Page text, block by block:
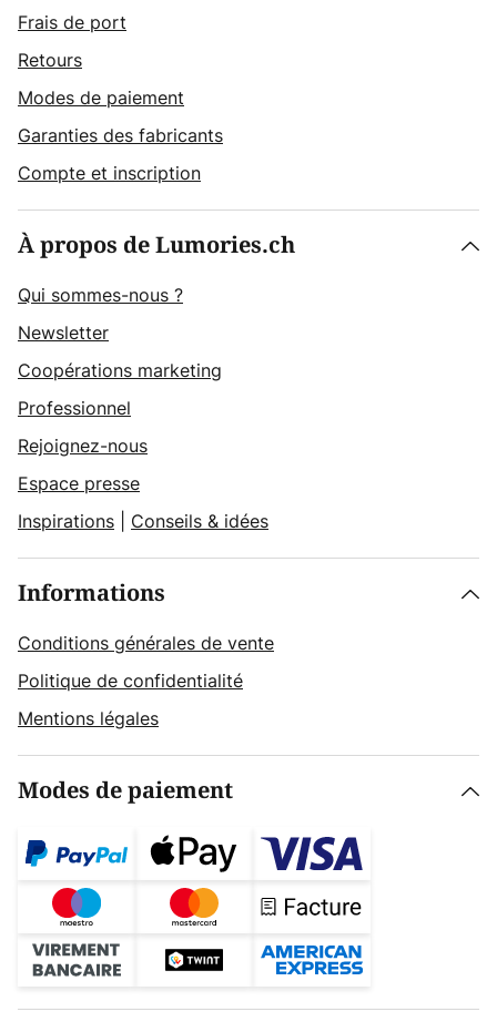
Frais de port
Retours
Modes de paiement
Garanties des fabricants
Compte et inscription
À propos de Lumories.ch
Qui sommes-nous ?
Newsletter
Coopérations marketing
Professionnel
Rejoignez-nous
Espace presse
Inspirations
Conseils & idées
Informations
Conditions générales de vente
Politique de confidentialité
Mentions légales
Modes de paiement